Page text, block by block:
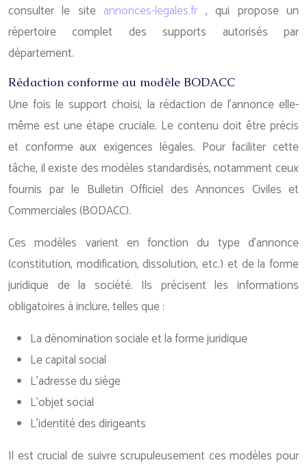
consulter le site annonces-legales.fr , qui propose un
répertoire complet des supports autorisés par
département.
Rédaction conforme au modèle BODACC
Une fois le support choisi, la rédaction de l’annonce elle-
même est une étape cruciale. Le contenu doit être précis
et conforme aux exigences légales. Pour faciliter cette
tâche, il existe des modèles standardisés, notamment ceux
fournis par le Bulletin Officiel des Annonces Civiles et
Commerciales (BODACC).
Ces modèles varient en fonction du type d’annonce
(constitution, modification, dissolution, etc.) et de la forme
juridique de la société. Ils précisent les informations
obligatoires à inclure, telles que :
La dénomination sociale et la forme juridique
Le capital social
L’adresse du siège
L’objet social
L’identité des dirigeants
Il est crucial de suivre scrupuleusement ces modèles pour